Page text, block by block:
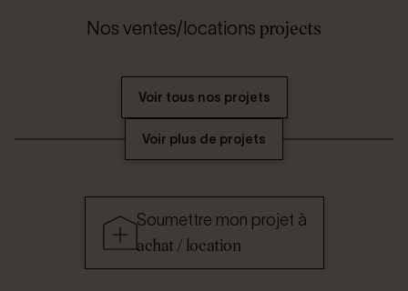
Nos ventes/locations projects
Voir tous nos projets
Voir plus de projets
Soumettre mon projet à
achat / location